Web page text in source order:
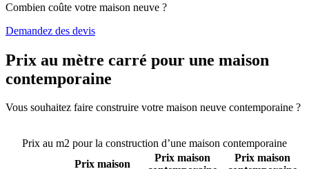
Combien coûte votre maison neuve ?
Demandez des devis
Prix au mètre carré pour une maison
contemporaine
Vous souhaitez faire construire votre maison neuve contemporaine ?
Prix au m2 pour la construction d’une maison contemporaine
Prix maison
Prix maison
Prix maison